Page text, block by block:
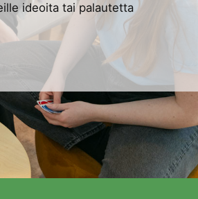
ideoita tai palautetta